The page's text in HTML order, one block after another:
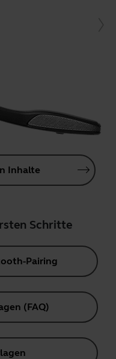
Inhalte
Schritte
Pairing
(FAQ)